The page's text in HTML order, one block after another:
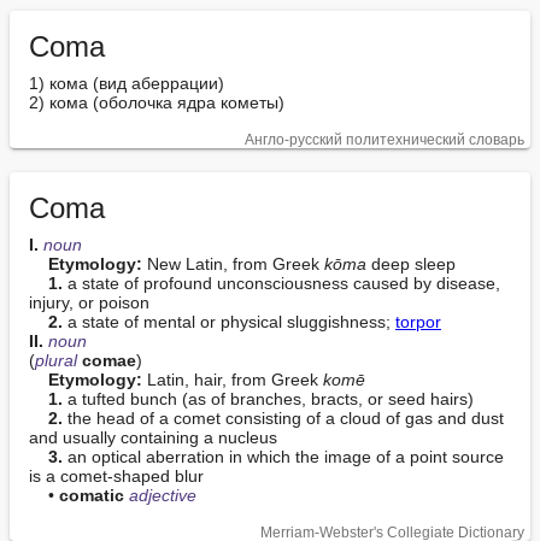
Coma
1) кома (вид аберрации)
2) кома (оболочка ядра кометы)
Англо-русский политехнический словарь
Coma
I. noun
Etymology: New Latin, from Greek kōma deep sleep
1. a state of profound unconsciousness caused by disease,
injury, or poison
2. a state of mental or physical sluggishness; torpor
II. noun
(plural comae)
Etymology: Latin, hair, from Greek komē
1. a tufted bunch (as of branches, bracts, or seed hairs)
2. the head of a comet consisting of a cloud of gas and dust
and usually containing a nucleus
3. an optical aberration in which the image of a point source
is a comet-shaped blur
    •
comatic adjective
Merriam-Webster's Collegiate Dictionary